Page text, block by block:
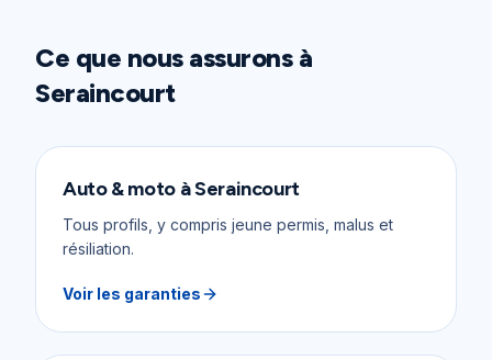
Ce que nous assurons à
Seraincourt
Auto & moto àSeraincourt
Tous profils, y compris jeune permis, malus et
résiliation.
Voir les garanties